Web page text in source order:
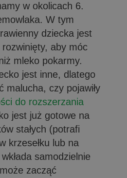
w okolicach 6.
W tym
dziecka jest
aby móc
mleko pokarmy.
jest inne, dlatego
malucha, czy pojawiły
do rozszerzania
jest już gotowe na
stałych (potrafi
krzesełku lub na
samodzielnie
zacząć